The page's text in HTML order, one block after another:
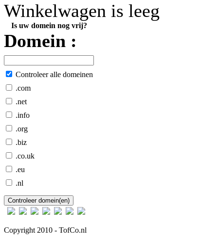
Winkelwagen is leeg
Is uw domein nog vrij?
Domein :
Controleer alle domeinen
.com
.net
.info
.org
.biz
.co.uk
.eu
.nl
Copyright 2010 - TofCo.nl